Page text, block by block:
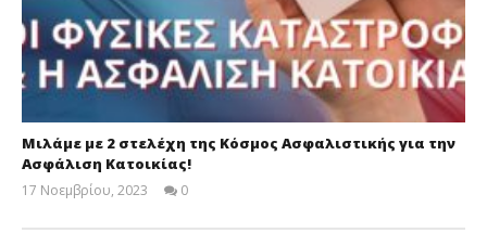
Μιλάμε με 2 στελέχη της Κόσμος Ασφαλιστικής για την
Ασφάλιση Κατοικίας!
17 Νοεμβρίου, 2023
Insurance
0